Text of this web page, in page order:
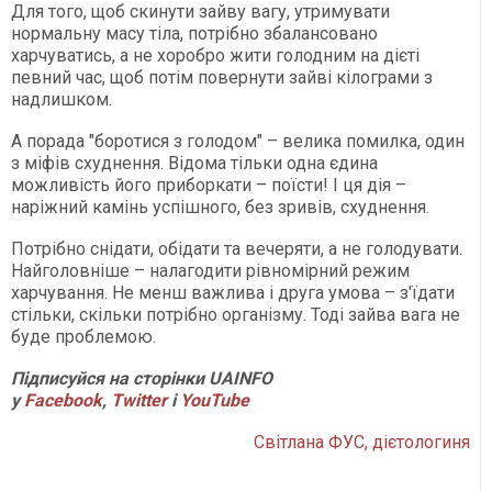
Для того, щоб скинути зайву вагу, утримувати
нормальну масу тіла, потрібно збалансовано
харчуватись, а не хоробро жити голодним на дієті
певний час, щоб потім повернути зайві кілограми з
надлишком.
А порада "боротися з голодом" – велика помилка, один
з міфів схуднення. Відома тільки одна єдина
можливість його приборкати – поїсти! І ця дія –
наріжний камінь успішного, без зривів, схуднення.
Потрібно снідати, обідати та вечеряти, а не голодувати.
Найголовніше – налагодити рівномірний режим
харчування. Не менш важлива і друга умова – з'їдати
стільки, скільки потрібно організму. Тоді зайва вага не
буде проблемою.
Підписуйся на сторінки UAINFO
уFacebook, Twitterі YouTube
Світлана ФУС, дієтологиня